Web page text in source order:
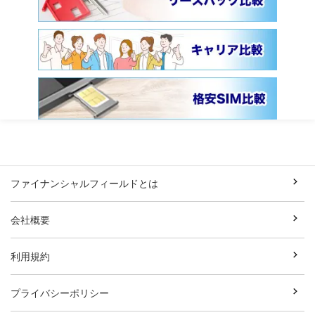
ファイナンシャルフィールドとは
会社概要
利用規約
プライバシーポリシー